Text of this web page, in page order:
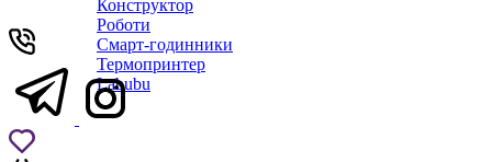
Конструктор
Роботи
Смарт-годинники
Термопринтер
Labubu